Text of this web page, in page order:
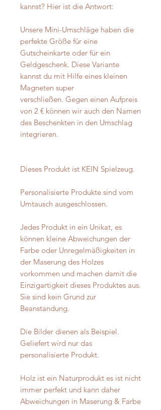
kannst? Hier ist die Antwort:
Unsere Mini-Umschläge haben die
perfekte Größe für eine
Gutscheinkarte oder für ein
Geldgeschenk. Diese Variante
kannst du mit Hilfe eines kleinen
Magneten super
verschließen. Gegen einen Aufpreis
von 2 € können wir auch den Namen
des Beschenkten in den Umschlag
integrieren.
Dieses Produkt ist KEIN Spielzeug.
Personalisierte Produkte sind vom
Umtausch ausgeschlossen.
Jedes Produkt in ein Unikat, es
können kleine Abweichungen der
Farbe oder Unregelmäßigkeiten in
der Maserung des Holzes
vorkommen und machen damit die
Einzigartigkeit dieses Produktes aus.
Sie sind kein Grund zur
Beanstandung.
Die Bilder dienen als Beispiel.
Geliefert wird nur das
personalisierte Produkt.
Holz ist ein Naturprodukt es ist nicht
immer perfekt und kann daher
Abweichungen in Maserung & Farbe